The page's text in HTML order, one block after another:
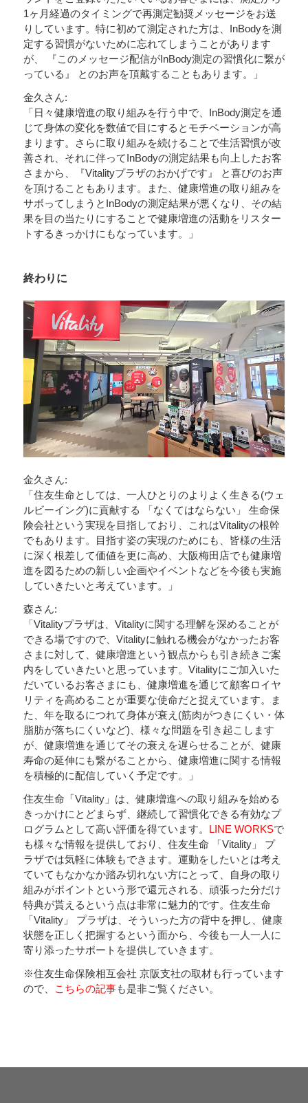
1ヶ月経過のタイミングで再測定勧奨メッセージをお送
りしています。特に初めて測定された方は、InBodyを測
定する習慣がないために忘れてしまうことがあります
が、 『このメッセージ配信がInBody測定の習慣化に繋が
っている』 とのお声を頂戴することもあります。」
金久さん:
「日々健康増進の取り組みを行う中で、InBody測定を通
じて身体の変化を数値で目にするとモチベーションが高
まります。さらに取り組みを続けることで生活習慣が改
善され、それに伴ってInBodyの測定結果も向上したお客
さまから、『Vitalityプラザのおかげです』 と喜びのお声
を頂けることもあります。また、健康増進の取り組みを
サボってしまうとInBodyの測定結果が悪くなり、その結
果を目の当たりにすることで健康増進の活動をリスター
トするきっかけにもなっています。」
終わりに
金久さん:
「住友生命としては、一人ひとりのよりよく生きる(ウェ
ルビーイング)に貢献する 「なくてはならない」 生命保
険会社という実現を目指しており、これはVitalityの根幹
でもあります。目指す姿の実現のためにも、皆様の生活
に深く根差して価値を更に高め、大阪梅田店でも健康増
進を図るための新しい企画やイベントなどを今後も実施
していきたいと考えています。」
森さん:
「Vitalityプラザは、Vitalityに関する理解を深めることが
できる場ですので、Vitalityに触れる機会がなかったお客
さまに対して、健康増進という観点からも引き続きご案
内をしていきたいと思っています。Vitalityにご加入いた
だいているお客さまにも、健康増進を通じて顧客ロイヤ
リティを高めることが重要な使命だと捉えています。ま
た、年を取るにつれて身体が衰え(筋肉がつきにくい・体
脂肪が落ちにくいなど)、様々な問題を引き起こします
が、健康増進を通じてその衰えを遅らせることが、健康
寿命の延伸にも繋がることから、健康増進に関する情報
を積極的に配信していく予定です。」
住友生命「Vitality」は、健康増進への取り組みを始める
きっかけにとどまらず、継続して習慣化できる有効なプ
ログラムとして高い評価を得ています。
LINE WORKSで
も様々な情報を提供しており、住友生命 「Vitality」 プ
ラザでは気軽に体験もできます。運動をしたいとは考え
ていてもなかなか踏み切れない方にとって、自身の取り
組みがポイントという形で還元される、頑張った分だけ
特典が貰えるという点は非常に魅力的です。住友生命
「Vitality」 プラザは、そういった方の背中を押し、健康
状態を正しく把握するという面から、今後も一人一人に
寄り添ったサポートを提供していきます。
※住友生命保険相互会社 京阪支社の取材も行っています
ので、
こちらの記事も是非ご覧ください。